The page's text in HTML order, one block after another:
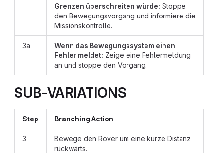
Grenzen überschreiten würde: Stoppe
den Bewegungsvorgang und informiere die
Missionskontrolle.
3a
Wenn das Bewegungssystem einen
Fehler meldet: Zeige eine Fehlermeldung
an und stoppe den Vorgang.
SUB-VARIATIONS
Step Branching Action
3
Bewege den Rover um eine kurze Distanz
rückwärts.